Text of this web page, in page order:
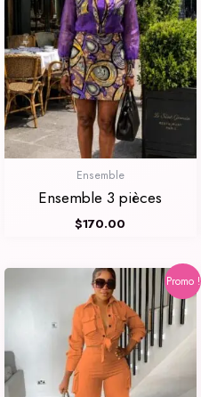
Ensemble
Ensemble 3 pièces
$170.00
Promo !
Le
prix
initial
était :
$70.00.
Le
prix
actuel
est :
$60.00.